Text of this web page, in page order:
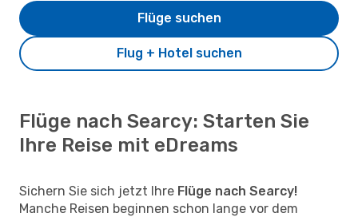
Flug + Hotel suchen
Flüge suchen
Flüge nach Searcy: Starten Sie
Ihre Reise mit eDreams
Sichern Sie sich jetzt Ihre Flüge nach Searcy!
Manche Reisen beginnen schon lange vor dem